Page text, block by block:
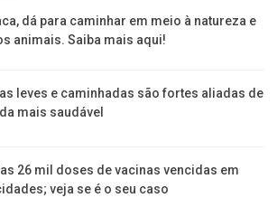
dá para caminhar em meio à natureza e
animais. Saiba mais aqui!
leves e caminhadas são fortes aliadas de
mais saudável
26 mil doses de vacinas vencidas em
veja se é o seu caso